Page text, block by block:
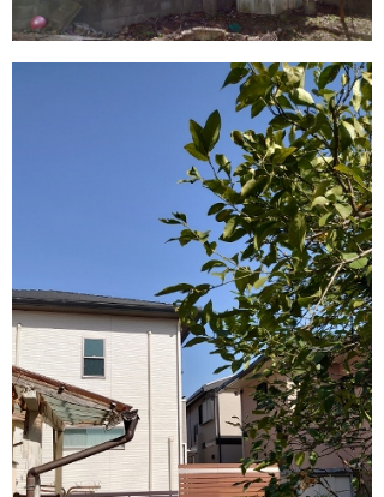
4月 2022 (1)
10月 2021 (1)
9月 2021 (1)
8月 2021 (1)
7月 2021 (1)
6月 2021 (1)